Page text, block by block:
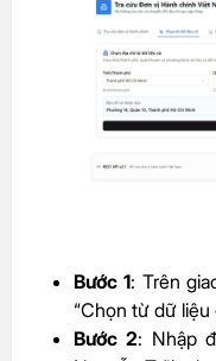
Bước 1: Trên
“Chọn từ dữ
Bước 2: Nhập